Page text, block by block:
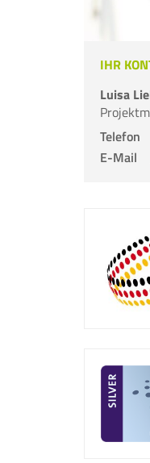
IHR
Luisa
Telefon
E-Mail